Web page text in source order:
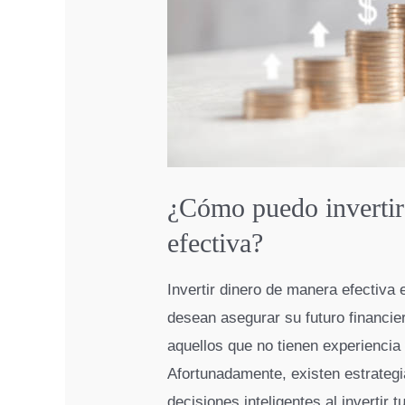
¿Cómo puedo
efectiva?
Invertir dinero de manera
desean asegurar su futuro
aquellos que no tienen
Afortunadamente, existen